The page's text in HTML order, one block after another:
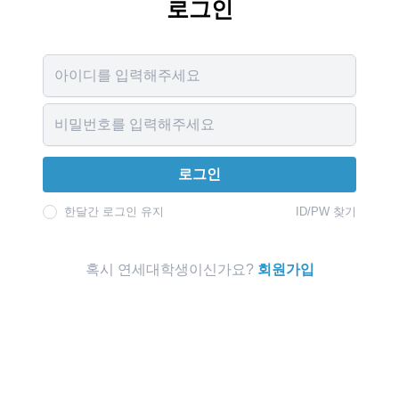
로그인
로그인
한달간 로그인 유지 ID/PW 찾기
혹시 연세대학생이신가요? 회원가입